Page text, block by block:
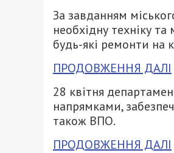
За завданням
необхідну техніку
будь-які ремонти на
ПРОДОВЖЕННЯ ДАЛІ
28 квітня
напрямками,
також ВПО.
ПРОДОВЖЕННЯ ДАЛІ